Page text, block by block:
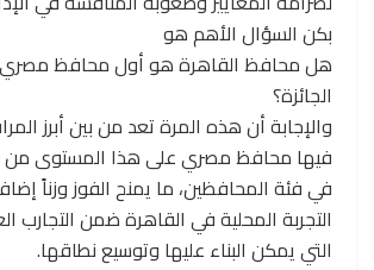
بكن السؤال الأهم هو
هل محافظ القاهرة هو أول محافظ مصري
الجائزة؟
والإجابة أن هذه المرة تعد من بين أبرز
فيها محافظ مصري على هذا المستوى من
في فئة المحافظين، ما يمنح الفوز وزناً
التجربة المحلية في القاهرة ضمن التجارب
التي يمكن البناء عليها وتوسيع نطاقها.